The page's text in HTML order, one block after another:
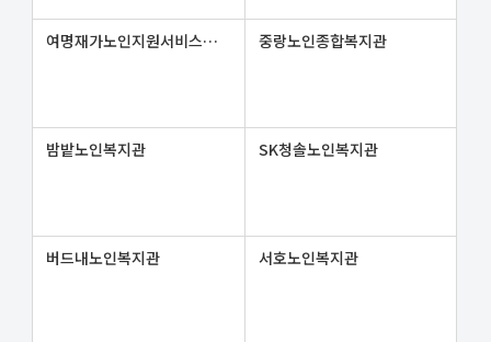
여명재가노인지원서비스센터 중랑노인종합복지관
밤밭노인복지관 SK청솔노인복지관
버드내노인복지관 서호노인복지관